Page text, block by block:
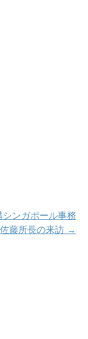
ンガポール事務
藤所長の来訪 →